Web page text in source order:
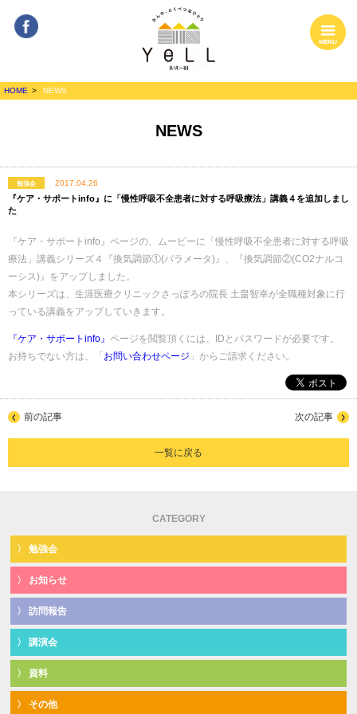
Facebook
NEWS
HOME NEWS
勉強会 2017.04.26
『ケア・サポートinfo』に「慢性呼吸不全患者に対する呼吸療法」講義４を追加しまし
た
『ケア・サポートinfo』ページの、ムービーに「慢性呼吸不全患者に対する呼吸
療法」講義シリーズ４『換気調節①(パラメータ)』、『換気調節②(CO2ナルコ
ーシス)』をアップしました。
本シリーズは、生涯医療クリニックさっぽろの院長 土畠智幸が全職種対象に行
っている講義をアップしていきます。
『ケア・サポートinfo』 ページを閲覧頂くには、IDとパスワードが必要です。
お持ちでない方は、「 お問い合わせページ 」からご請求ください。
前の記事
一覧に戻る
次の記事
CATEGORY
勉強会
お知らせ
訪問報告
講演会
資料
その他